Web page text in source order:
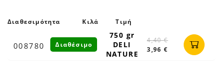
|
Διαθεσιμότητα Κιλά Τιμή
008780
750 gr
DELI
NATURE
4,40 €
3,96 €
Διαθέσιμο